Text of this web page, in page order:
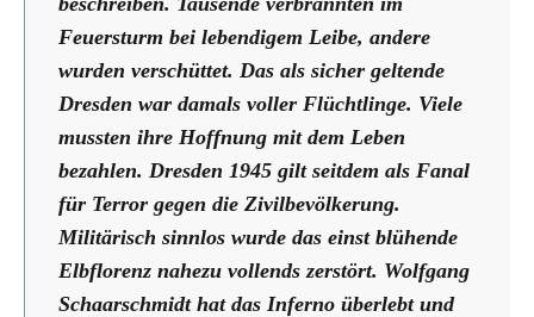
Feuersturm bei lebendigem Leibe, andere
wurden verschüttet. Das als sicher geltende
Dresden war damals voller Flüchtlinge. Viele
mussten ihre Hoffnung mit dem Leben
bezahlen. Dresden 1945 gilt seitdem als Fanal
für Terror gegen die Zivilbevölkerung.
Militärisch sinnlos wurde das einst blühende
Elbflorenz nahezu vollends zerstört. Wolfgang
Schaarschmidt hat das Inferno überlebt und